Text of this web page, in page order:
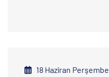
18 Haziran Perşembe